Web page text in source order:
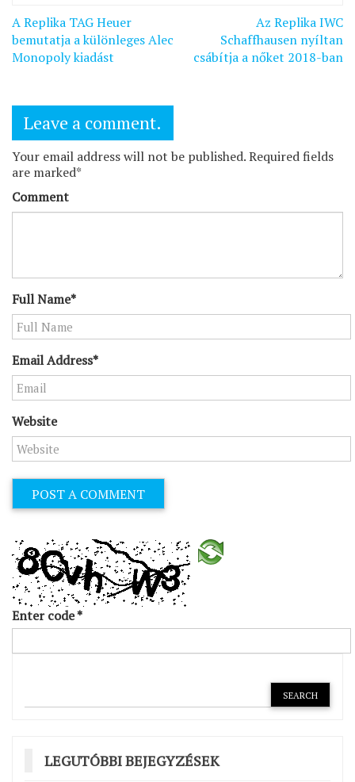
Bejegyzés
navigáció
A Replika TAG Heuer
bemutatja a különleges Alec
Monopoly kiadást
Az Replika IWC
Schaffhausen nyíltan
csábítja a nőket 2018-ban
Leave a comment.
Your email address will not be published. Required fields
are marked*
Comment
Full Name*
Email Address*
Website
Enter code*
LEGUTÓBBI BEJEGYZÉSEK